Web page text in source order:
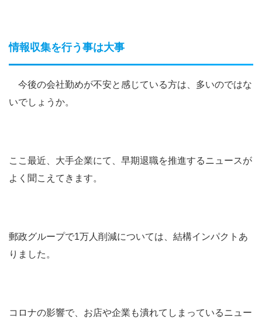
情報収集を行う事は大事
今後の会社勤めが不安と感じている方は、多いのではな
いでしょうか。
ここ最近、大手企業にて、早期退職を推進するニュースが
よく聞こえてきます。
郵政グループで1万人削減については、結構インパクトあ
りました。
コロナの影響で、お店や企業も潰れてしまっているニュー